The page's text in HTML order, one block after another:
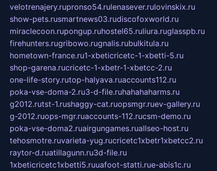
velotrenajery.rupronso54.rulenasever.rulovinskix.ru
show-pets.rusmartnews03.rudiscofoxworld.ru
miraclecoon.rupongup.ruhostel65.ruliura.ruglasspb.ru
firehunters.rugribowo.rugnalis.rubulkitula.ru
hometown-france.ru1-xbeticricetc-1-xbetti-5.ru
shop-garena.rucricetc-1-xbetr-1-xbetcc-2.ru
one-life-story.rutop-halyava.ruaccounts112.ru
poka-vse-doma-2.ru3-d-file.ruhahahaharms.ru
g2012.rutst-1.rushaggy-cat.ruopsmgr.ruev-gallery.ru
g-2012.ruops-mgr.ruaccounts-112.rucsm-demo.ru
poka-vse-doma2.ruairgungames.ruallseo-host.ru
tehosmotre.ruvarieta-yug.rucricetc1xbetr1xbetcc2.ru
raytor-d.ruatillagunn.ru3d-file.ru
1xbeticricetc1xbetti5.ruuafoot-statti.rue-abis1c.ru